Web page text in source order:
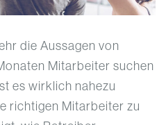
die Aussagen von
Mitarbeiter suchen
es wirklich nahezu
richtigen Mitarbeiter zu